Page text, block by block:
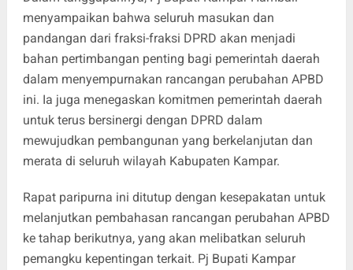
menyampaikan bahwa seluruh masukan dan
pandangan dari fraksi-fraksi DPRD akan menjadi
bahan pertimbangan penting bagi pemerintah daerah
dalam menyempurnakan rancangan perubahan APBD
ini. Ia juga menegaskan komitmen pemerintah daerah
untuk terus bersinergi dengan DPRD dalam
mewujudkan pembangunan yang berkelanjutan dan
merata di seluruh wilayah Kabupaten Kampar.
Rapat paripurna ini ditutup dengan kesepakatan untuk
melanjutkan pembahasan rancangan perubahan APBD
ke tahap berikutnya, yang akan melibatkan seluruh
pemangku kepentingan terkait. Pj Bupati Kampar